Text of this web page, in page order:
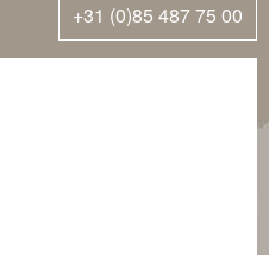
+31 (0)85 487 75 00